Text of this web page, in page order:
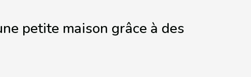
petite maison grâce à des